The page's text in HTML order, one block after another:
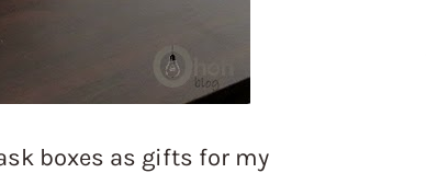
boxes as gifts for my